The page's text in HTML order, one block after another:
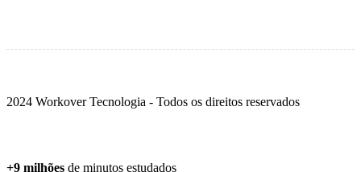
2024 Workover Tecnologia - Todos os direitos reservados
+9 milhões de minutos estudados